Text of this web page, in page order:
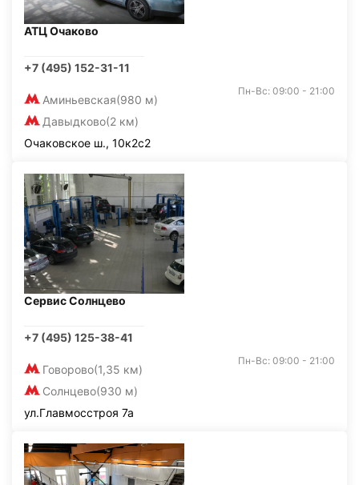
АТЦ Очаково
+7 (495) 152-31-11
Аминьевская(980 м)
Давыдково(2 км)
Пн-Вс: 09:00 - 21:00
Очаковское ш., 10к2с2
Сервис Солнцево
+7 (495) 125-38-41
Говорово(1,35 км)
Солнцево(930 м)
Пн-Вс: 09:00 - 21:00
ул.Главмосстроя 7а